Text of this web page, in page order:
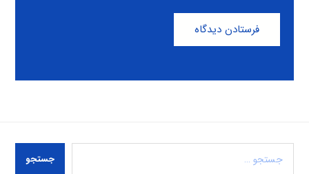
فرستادن دیدگاه
جستجو